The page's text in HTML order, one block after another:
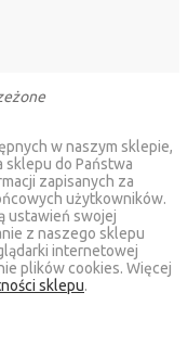
w naszym sklepie,
sklepu do Państwa
zapisanych za
użytkowników.
ustawień swojej
z naszego sklepu
internetowej
plików cookies. Więcej
sklepu.